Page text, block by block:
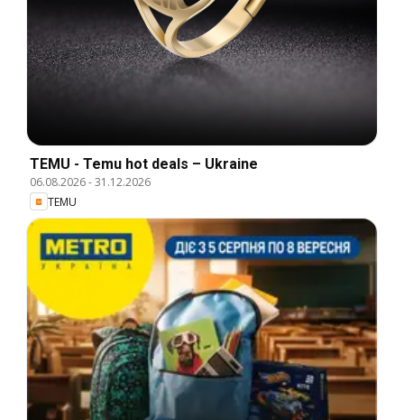
TEMU - Temu hot deals – Ukraine
06.08.2026-31.12.2026
TEMU